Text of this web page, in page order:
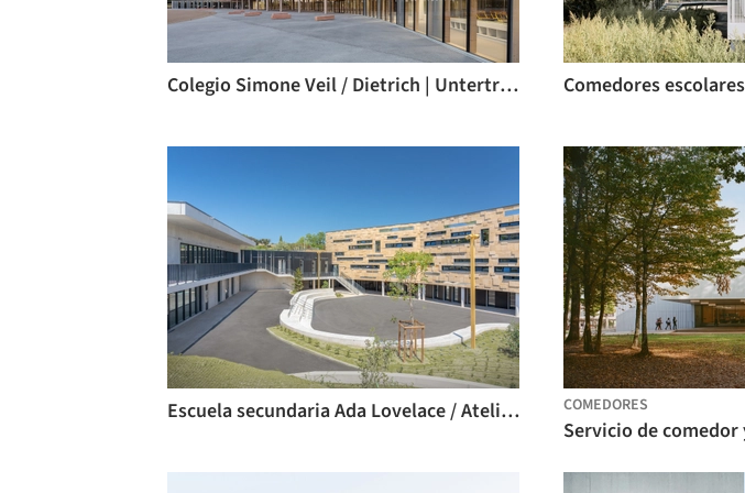
Colegio Simone Veil / Dietrich | Untertrifaller Architekten + Colas Durand Architectes
Escuela secundaria Ada Lovelace / Ateliers A+ COMEDORES